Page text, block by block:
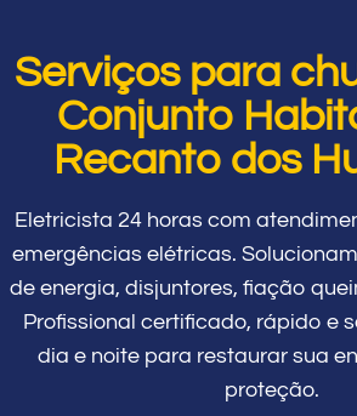
Serviços para
Conjunto
Recanto dos
Eletricista 24 horas com
emergências elétricas.
de energia, disjuntores, fiação
Profissional certificado, rápido e
dia e noite para restaurar sua
proteção.